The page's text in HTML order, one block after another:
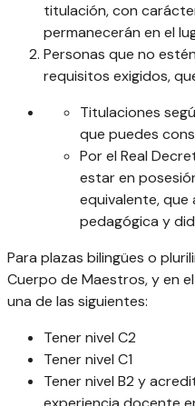
titulación, con
permanecerán en el
Personas que no
requisitos exigidos,
Titulaciones
que puedes
Por el Real
estar en
equivalente,
pedagógica y
Para plazas bilingües o
Cuerpo de Maestros, y en
una de las siguientes:
Tener nivel C2
Tener nivel C1
Tener nivel B2 y